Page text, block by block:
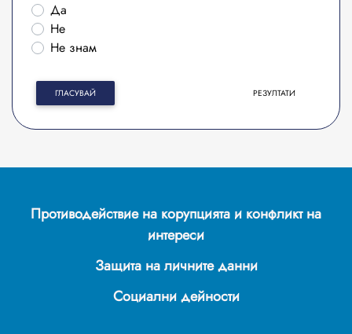
Да
Не
Не знам
ГЛАСУВАЙ РЕЗУЛТАТИ
Противодействие на корупцията и конфликт на
интереси
Защита на личните данни
Социални дейности